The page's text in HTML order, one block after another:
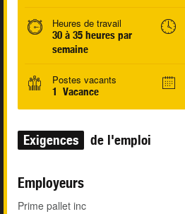
Heures de travail
30 à 35 heures par
semaine
Postes vacants
1 Vacance
Exigences de l'emploi
Employeurs
Prime pallet inc